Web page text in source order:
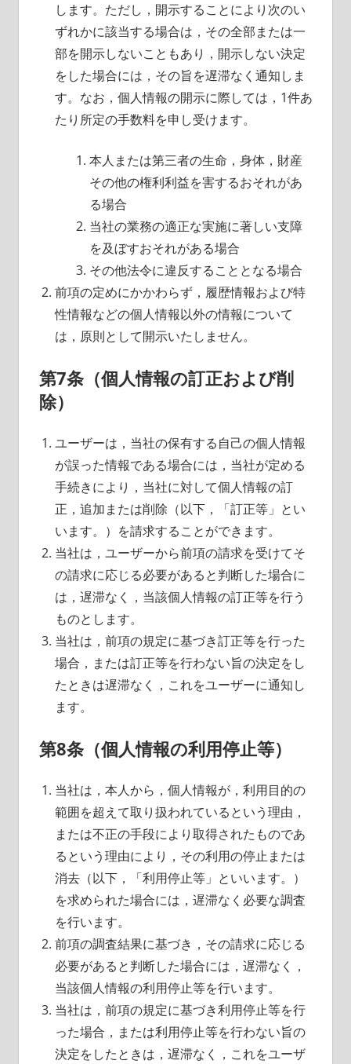
します。ただし，開示することにより次のい
ずれかに該当する場合は，その全部または一
部を開示しないこともあり，開示しない決定
をした場合には，その旨を遅滞なく通知しま
す。なお，個人情報の開示に際しては，1件あ
たり所定の手数料を申し受けます。
本人または第三者の生命，身体，財産
その他の権利利益を害するおそれがあ
る場合
当社の業務の適正な実施に著しい支障
を及ぼすおそれがある場合
その他法令に違反することとなる場合
前項の定めにかかわらず，履歴情報および特
性情報などの個人情報以外の情報について
は，原則として開示いたしません。
第7条（個人情報の訂正および削
除）
ユーザーは，当社の保有する自己の個人情報
が誤った情報である場合には，当社が定める
手続きにより，当社に対して個人情報の訂
正，追加または削除（以下，「訂正等」とい
います。）を請求することができます。
当社は，ユーザーから前項の請求を受けてそ
の請求に応じる必要があると判断した場合に
は，遅滞なく，当該個人情報の訂正等を行う
ものとします。
当社は，前項の規定に基づき訂正等を行った
場合，または訂正等を行わない旨の決定をし
たときは遅滞なく，これをユーザーに通知し
ます。
第8条（個人情報の利用停止等）
当社は，本人から，個人情報が，利用目的の
範囲を超えて取り扱われているという理由，
または不正の手段により取得されたものであ
るという理由により，その利用の停止または
消去（以下，「利用停止等」といいます。）
を求められた場合には，遅滞なく必要な調査
を行います。
前項の調査結果に基づき，その請求に応じる
必要があると判断した場合には，遅滞なく，
当該個人情報の利用停止等を行います。
当社は，前項の規定に基づき利用停止等を行
った場合，または利用停止等を行わない旨の
決定をしたときは，遅滞なく，これをユーザ